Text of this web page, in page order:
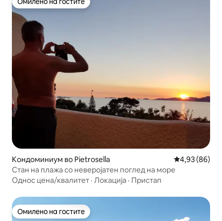
Омилено на гостите
Кондоминиум во Pietrosella Просечна
4,93 (86)
Стан на плажа со неверојатен поглед на море
Однос цена/квалитет · Локација · Пристап
Омилено на гостите
Омилено на гостите